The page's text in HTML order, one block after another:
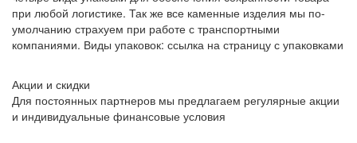
при любой логистике. Так же все каменные изделия мы по-
умолчанию страхуем при работе с транспортными
компаниями. Виды упаковок: ссылка на страницу с упаковками
Акции и скидки
Для постоянных партнеров мы предлагаем регулярные акции
и индивидуальные финансовые условия